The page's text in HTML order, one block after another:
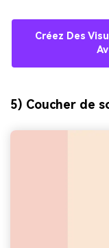
Créez Des
5) Coucher de